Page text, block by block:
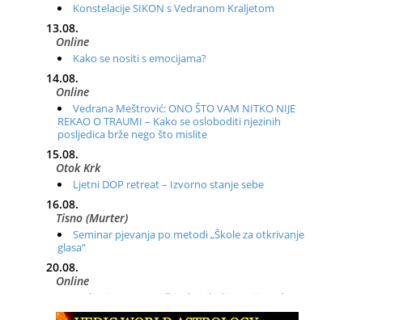
Konstelacije SIKON s Vedranom Kraljetom
13.08.
Online
Kako se nositi s emocijama?
14.08.
Online
Vedrana Meštrović: ONO ŠTO VAM NITKO NIJE
REKAO O TRAUMI – Kako se osloboditi njezinih
posljedica brže nego što mislite
15.08.
Otok Krk
Ljetni DOP retreat – Izvorno stanje sebe
16.08.
Tisno (Murter)
Seminar pjevanja po metodi „Škole za otkrivanje
glasa“
20.08.
Online
Radionica: Pomagači iz drugih dimenzija Online –
otvoreno za sve